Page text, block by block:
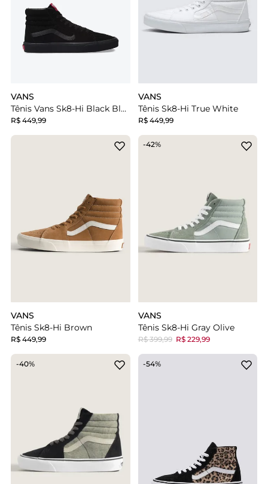
VANS
Tênis Vans Sk8-Hi Black Black
R$ 449,99
VANS
Tênis Sk8-Hi True White
R$ 449,99
VANS
Tênis Sk8-Hi Brown
R$ 449,99
-42%
VANS
Tênis Sk8-Hi Gray Olive
R$ 399,99 R$ 229,99
-40% -54%